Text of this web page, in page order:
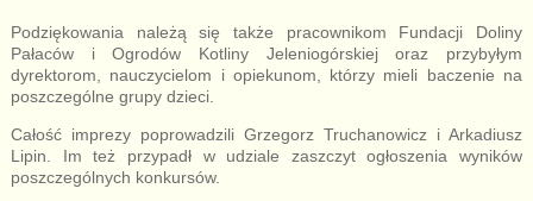
Podziękowania należą się także pracownikom Fundacji Doliny
Pałaców i Ogrodów Kotliny Jeleniogórskiej oraz przybyłym
dyrektorom, nauczycielom i opiekunom, którzy mieli baczenie na
poszczególne grupy dzieci.
Całość imprezy poprowadzili Grzegorz Truchanowicz i Arkadiusz
Lipin. Im też przypadł w udziale zaszczyt ogłoszenia wyników
poszczególnych konkursów.